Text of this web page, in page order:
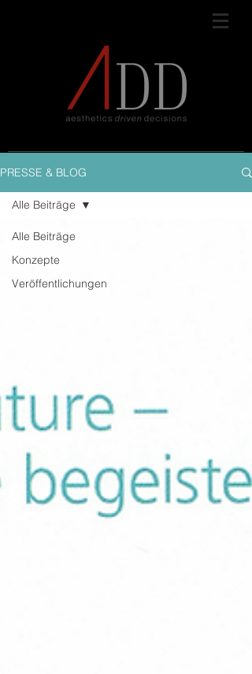
PRESSE & BLOG
Alle Beiträge
Konzepte
Veröffentlichungen
Alle Beiträge